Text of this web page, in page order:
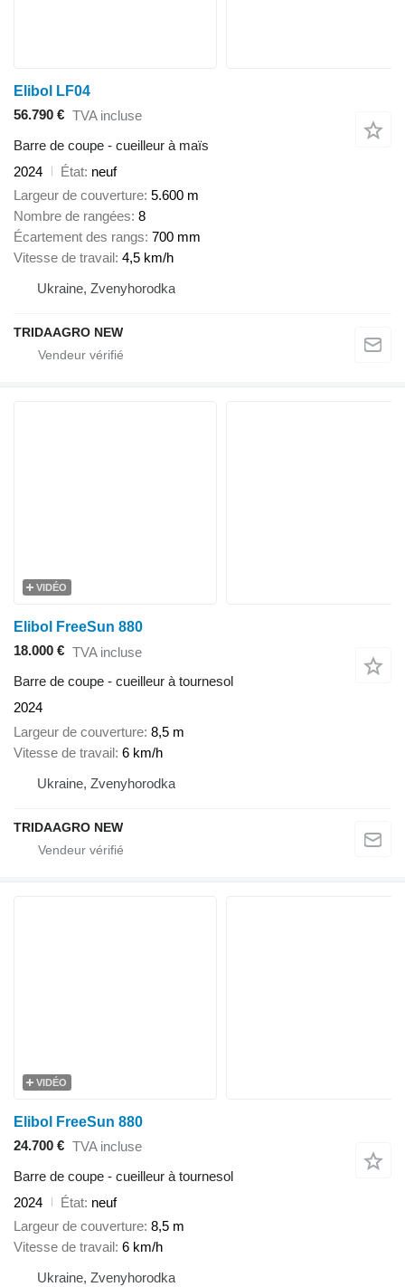
Elibol LF04
56.790 € TVA incluse
Barre de coupe - cueilleur à maïs
2024
État neuf
Largeur de couverture 5.600 m
Nombre de rangées 8
Écartement des rangs 700 mm
Vitesse de travail 4,5 km/h
Ukraine, Zvenyhorodka
TRIDAAGRO NEW
VIDÉO
Elibol FreeSun 880
18.000 € TVA incluse
Barre de coupe - cueilleur à tournesol
2024
Largeur de couverture 8,5 m
Vitesse de travail 6 km/h
Ukraine, Zvenyhorodka
TRIDAAGRO NEW
VIDÉO
Elibol FreeSun 880
24.700 € TVA incluse
Barre de coupe - cueilleur à tournesol
2024
État neuf
Largeur de couverture 8,5 m
Vitesse de travail 6 km/h
Ukraine, Zvenyhorodka